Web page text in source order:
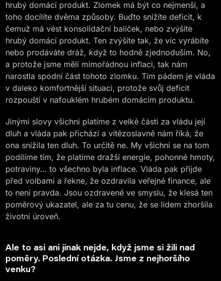
hrubý domácí produkt. Zlomek má být co nejmenší, a
toho docílíte dvěma způsoby. Buďto snížíte deficit, k
čemuž má vést konsolidační balíček, nebo zvýšíte
hrubý domácí produkt. Ten zvýšíte tak, že víc vyrábíte
nebo prodáváte dráž, když to hodně zjednoduším. No,
a protože jsme měli mimořádnou inflaci, tak nám
narostla spodní část tohoto zlomku. Tím pádem je vláda
v daleko komfortnější situaci, protože svůj deficit
rozpouští v nafouklém hrubém domácím produktu.
Jinými slovy všichni platíme z velké části za vládu její
dluh a vláda pak přichází a vítězoslavně nám říká, že
ona snížila ten dluh. To určitě ne. My všichni se na tom
podílíme tím, že platíme dražší energie, pohonné hmoty,
potraviny… to všechno byla inflace. Vláda pak přijde
před volbami a řekne, že ozdravila veřejné finance, ale
to není pravda. Jsou ozdravené ve smyslu, že klesá ten
poměrový ukazatel, ale za tu cenu, že se lidem zhoršila
životní úroveň.
Ale to asi ani jinak nejde, když jsme si žili nad
poměry. Poslední otázka. Jsme z nejhoršího
venku?